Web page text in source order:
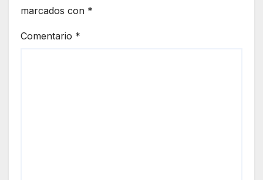
marcados con *
Comentario *